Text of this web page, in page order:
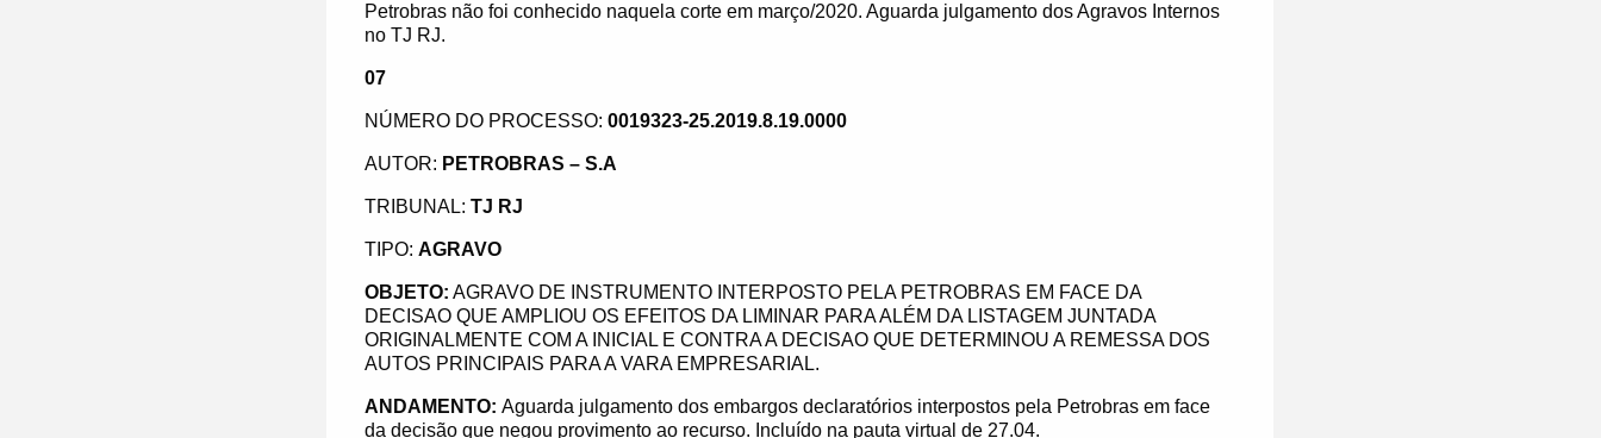
Petrobras não foi conhecido naquela corte em março/2020. Aguarda julgamento dos Agravos Internos
no TJ RJ.
07
NÚMERO DO PROCESSO: 0019323-25.2019.8.19.0000
AUTOR: PETROBRAS – S.A
TRIBUNAL: TJ RJ
TIPO: AGRAVO
OBJETO: AGRAVO DE INSTRUMENTO INTERPOSTO PELA PETROBRAS EM FACE DA
DECISAO QUE AMPLIOU OS EFEITOS DA LIMINAR PARA ALÉM DA LISTAGEM JUNTADA
ORIGINALMENTE COM A INICIAL E CONTRA A DECISAO QUE DETERMINOU A REMESSA DOS
AUTOS PRINCIPAIS PARA A VARA EMPRESARIAL.
ANDAMENTO: Aguarda julgamento dos embargos declaratórios interpostos pela Petrobras em face
da decisão que negou provimento ao recurso. Incluído na pauta virtual de 27.04.